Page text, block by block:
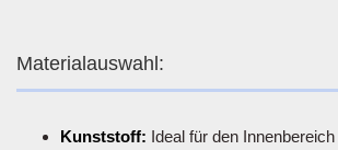
Materialauswahl:
Kunststoff: Ideal für den